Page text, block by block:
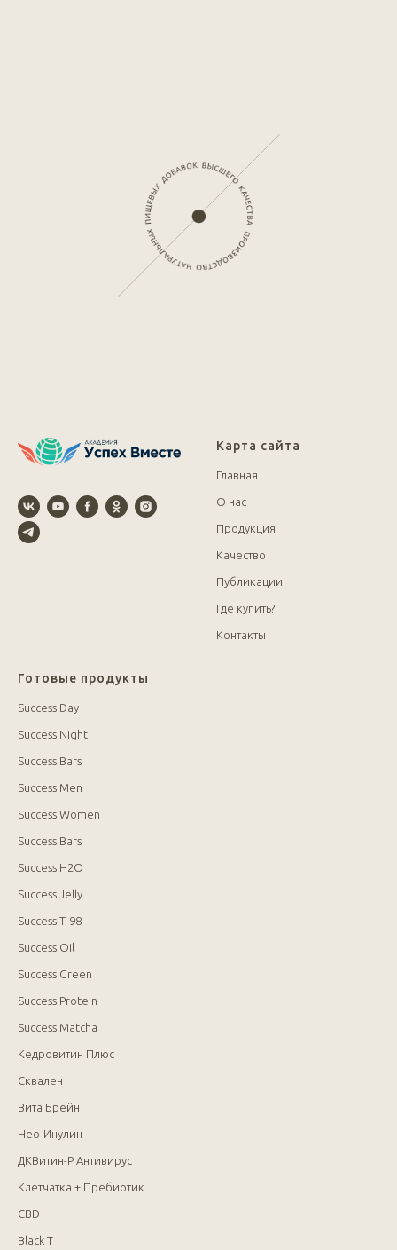
Карта сайта
Главная
О нас
Продукция
Качество
Публикации
Где купить?
Контакты
Готовые продукты
Success Day
Success Night
Success Bars
Success Men
Success Women
Success Bars
Success H2O
Success Jelly
Success T-98
Success Oil
Success Green
Success Protein
Success Matcha
Кедровитин Плюс
Сквален
Вита Брейн
Нео-Инулин
ДКВитин-Р Антивирус
Клетчатка + Пребиотик
CBD
Black T